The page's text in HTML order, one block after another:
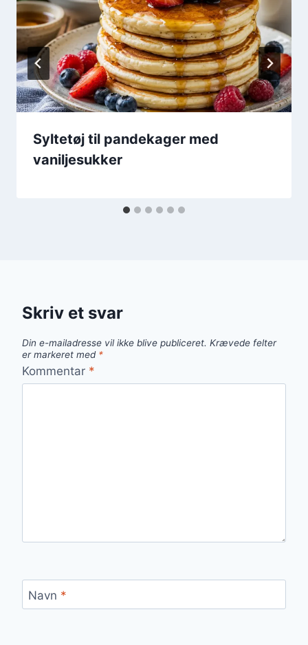
Syltetøj til pandekager med
vaniljesukker
Skriv et svar
Din e-mailadresse vil ikke blive publiceret. Krævede felter
er markeret med *
Kommentar *
Navn *